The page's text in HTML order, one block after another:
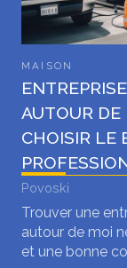
MAISON
AUTOUR DE
CHOISIR LE
Povoski
Trouver une
autour de moi
et une bonne